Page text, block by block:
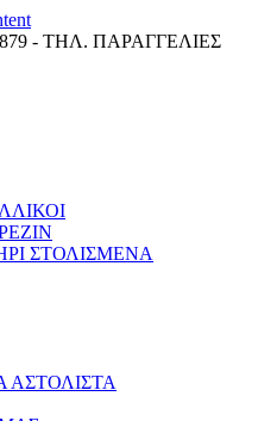
- ΤΗΛ. ΠΑΡΑΓΓΕΛΙΕΣ
ΣΤΟΛΙΣΜΕΝΑ
ΑΣΤΟΛΙΣΤΑ